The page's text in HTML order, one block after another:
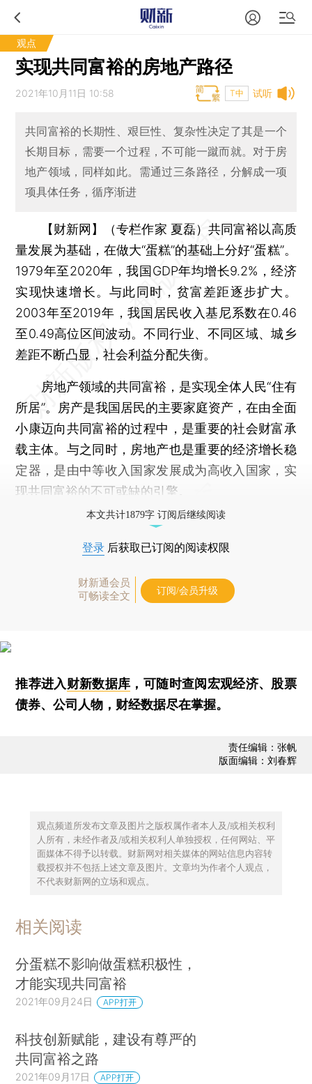
观点
实现共同富裕的房地产路径
试听
2021年10月11日 10:58 T中
共同富裕的长期性、艰巨性、复杂性决定了其是一个
长期目标，需要一个过程，不可能一蹴而就。对于房
地产领域，同样如此。需通过三条路径，分解成一项
项具体任务，循序渐进
【财新网】（专栏作家 夏磊）共同富裕以高质
量发展为基础，在做大“蛋糕”的基础上分好“蛋糕”。
1979年至2020年，我国GDP年均增长9.2%，经济
实现快速增长。与此同时，贫富差距逐步扩大。
2003年至2019年，我国居民收入基尼系数在0.46
至0.49高位区间波动。不同行业、不同区域、城乡
差距不断凸显，社会利益分配失衡。
房地产领域的共同富裕，是实现全体人民“住有
所居”。房产是我国居民的主要家庭资产，在由全面
小康迈向共同富裕的过程中，是重要的社会财富承
载主体。与之同时，房地产也是重要的经济增长稳
定器，是由中等收入国家发展成为高收入国家，实
现共同富裕的不可或缺的引擎。
本文共计1879字 订阅后继续阅读
登录 后获取已订阅的阅读权限
财新通会员
可畅读全文
订阅/会员升级
推荐进入财新数据库 ，可随时查阅宏观经济、股票
债券、公司人物，财经数据尽在掌握。
责任编辑：张帆
版面编辑：刘春辉
观点频道所发布文章及图片之版权属作者本人及/或相关权利
人所有，未经作者及/或相关权利人单独授权，任何网站、平
面媒体不得予以转载。财新网对相关媒体的网站信息内容转
载授权并不包括上述文章及图片。文章均为作者个人观点，
不代表财新网的立场和观点。
相关阅读
分蛋糕不影响做蛋糕积极性，
才能实现共同富裕
2021年09月24日 APP打开
科技创新赋能，建设有尊严的
共同富裕之路
2021年09月17日 APP打开